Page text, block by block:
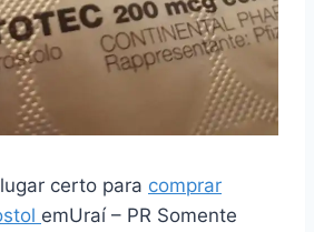
certo para comprar
emUraí – PR Somente